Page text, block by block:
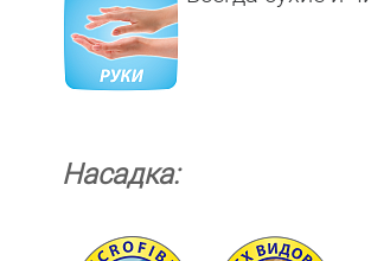
Насадка: